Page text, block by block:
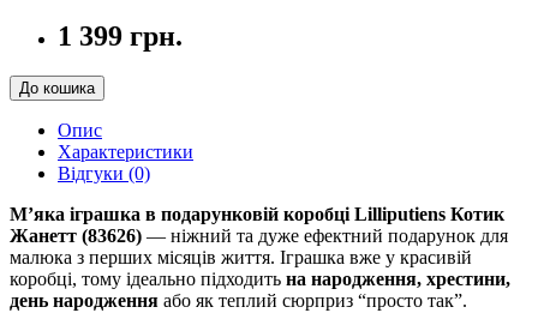
1 399 грн.
До кошика
Опис
Характеристики
Відгуки (0)
М’яка іграшка в подарунковій коробці Lilliputiens Котик
Жанетт (83626) — ніжний та дуже ефектний подарунок для
малюка з перших місяців життя. Іграшка вже у красивій
коробці, тому ідеально підходить на народження, хрестини,
день народження або як теплий сюрприз “просто так”.